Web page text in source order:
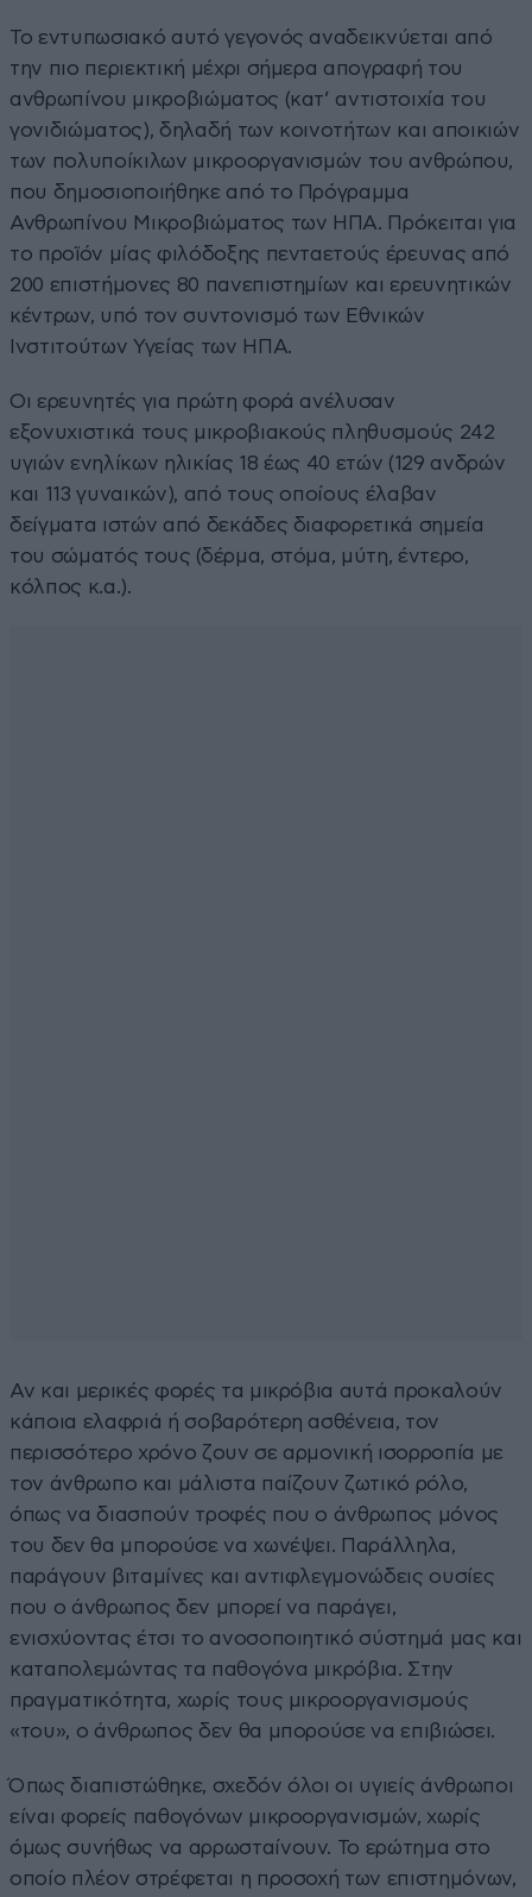
Το εντυπωσιακό αυτό γεγονός αναδεικνύεται από
την πιο περιεκτική μέχρι σήμερα απογραφή του
ανθρωπίνου μικροβιώματος (κατ’ αντιστοιχία του
γονιδιώματος), δηλαδή των κοινοτήτων και αποικιών
των πολυποίκιλων μικροοργανισμών του ανθρώπου,
που δημοσιοποιήθηκε από το Πρόγραμμα
Ανθρωπίνου Μικροβιώματος των ΗΠΑ. Πρόκειται για
το προϊόν μίας φιλόδοξης πενταετούς έρευνας από
200 επιστήμονες 80 πανεπιστημίων και ερευνητικών
κέντρων, υπό τον συντονισμό των Εθνικών
Ινστιτούτων Υγείας των ΗΠΑ.
Οι ερευνητές για πρώτη φορά ανέλυσαν
εξονυχιστικά τους μικροβιακούς πληθυσμούς 242
υγιών ενηλίκων ηλικίας 18 έως 40 ετών (129 ανδρών
και 113 γυναικών), από τους οποίους έλαβαν
δείγματα ιστών από δεκάδες διαφορετικά σημεία
του σώματός τους (δέρμα, στόμα, μύτη, έντερο,
κόλπος κ.α.).
Αν και μερικές φορές τα μικρόβια αυτά προκαλούν
κάποια ελαφριά ή σοβαρότερη ασθένεια, τον
περισσότερο χρόνο ζουν σε αρμονική ισορροπία με
τον άνθρωπο και μάλιστα παίζουν ζωτικό ρόλο,
όπως να διασπούν τροφές που ο άνθρωπος μόνος
του δεν θα μπορούσε να χωνέψει. Παράλληλα,
παράγουν βιταμίνες και αντιφλεγμονώδεις ουσίες
που ο άνθρωπος δεν μπορεί να παράγει,
ενισχύοντας έτσι το ανοσοποιητικό σύστημά μας και
καταπολεμώντας τα παθογόνα μικρόβια. Στην
πραγματικότητα, χωρίς τους μικροοργανισμούς
«του», ο άνθρωπος δεν θα μπορούσε να επιβιώσει.
Όπως διαπιστώθηκε, σχεδόν όλοι οι υγιείς άνθρωποι
είναι φορείς παθογόνων μικροοργανισμών, χωρίς
όμως συνήθως να αρρωσταίνουν. Το ερώτημα στο
οποίο πλέον στρέφεται η προσοχή των επιστημόνων,